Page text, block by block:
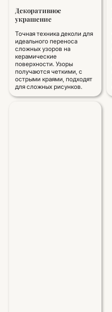
Декоративное
украшение
Точная техника деколи для
идеального переноса
сложных узоров на
керамические
поверхности. Узоры
получаются четкими, с
острыми краями, подходят
для сложных рисунков.